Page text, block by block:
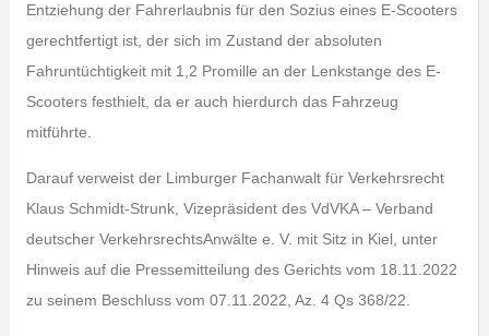
Entziehung der Fahrerlaubnis für den Sozius eines E-Scooters
gerechtfertigt ist, der sich im Zustand der absoluten
Fahruntüchtigkeit mit 1,2 Promille an der Lenkstange des E-
Scooters festhielt, da er auch hierdurch das Fahrzeug
mitführte.
Darauf verweist der Limburger Fachanwalt für Verkehrsrecht
Klaus Schmidt-Strunk, Vizepräsident des VdVKA – Verband
deutscher VerkehrsrechtsAnwälte e. V. mit Sitz in Kiel, unter
Hinweis auf die Pressemitteilung des Gerichts vom 18.11.2022
zu seinem Beschluss vom 07.11.2022, Az. 4 Qs 368/22.